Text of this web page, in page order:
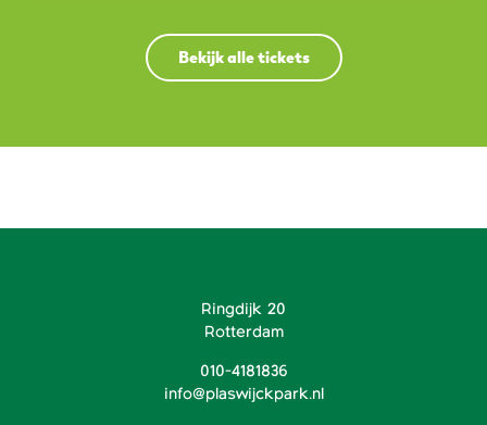
Bekijk alle tickets
Ringdijk 20
Rotterdam
010-4181836
info@plaswijckpark.nl